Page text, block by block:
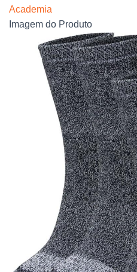
Academia
Imagem do Produto